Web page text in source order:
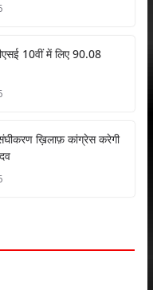
10वीं में लिए 90.08
संघीकरण ख़िलाफ़ कांग्रेस करेगी